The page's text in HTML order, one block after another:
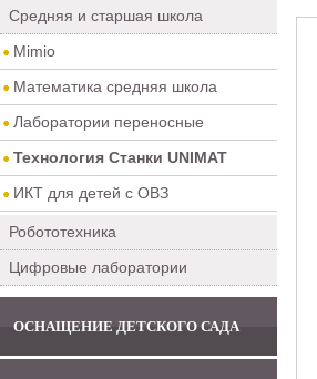
Средняя и старшая школа
Mimio
Математика средняя школа
Лаборатории переносные
Технология Станки UNIMAT
ИКТ для детей с ОВЗ
Робототехника
Цифровые лаборатории
ОСНАЩЕНИЕ ДЕТСКОГО САДА